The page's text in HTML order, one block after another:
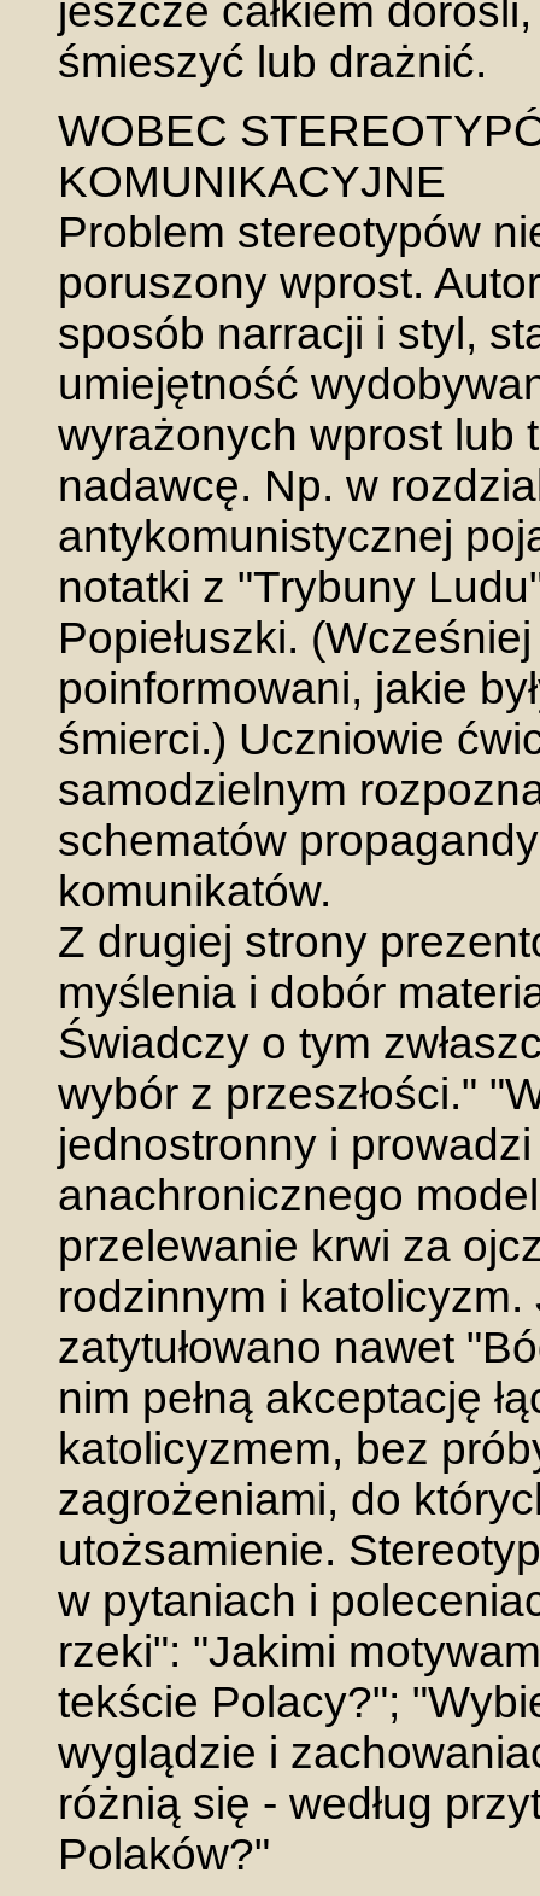
jeszcze całkiem
śmieszyć lub drażnić.
WOBEC
KOMUNIKACYJNE
Problem stereotypów
poruszony wprost.
sposób narracji i styl,
umiejętność
wyrażonych wprost lub
nadawcę. Np. w
antykomunistycznej
notatki z "Trybuny
Popiełuszki.
poinformowani, jakie
śmierci.) Uczniowie
samodzielnym
schematów
komunikatów.
Z drugiej strony
myślenia i dobór
Świadczy o tym
wybór z przeszłości."
jednostronny i
anachronicznego
przelewanie krwi za
rodzinnym i katolicyzm.
zatytułowano nawet
nim pełną akceptację
katolicyzmem, bez
zagrożeniami, do
utożsamienie.
w pytaniach i
rzeki": "Jakimi
tekście Polacy?";
wyglądzie i
różnią się - według
Polaków?"